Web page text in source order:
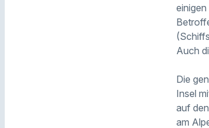
Auch
Die
Insel
auf
am